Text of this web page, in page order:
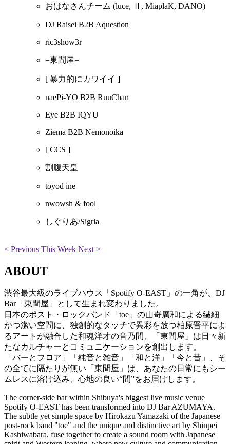
おはなさんチーム (luce, Ⅱ, MiaplaK, DANO)
DJ Raisei B2B Aquestion
ric3show3r
=東間屋=
[ 暴力的にカワイイ ]
naePi-YO B2B RuuChan
Eye B2B IQYU
Ziema B2B Nemonoika
[ CCS ]
割腹天皇
toyod ine
nwowsh & fool
しぐりあ/Sigria
< Previous This Week Next >
ABOUT
渋谷最大級のライブハウス「Spotify O-EAST」の一角が、DJ
Bar「東間屋」として生まれ変わりました。
日本のポスト・ロックバンド「toe」の山嵜廣和による繊細
かつ潔い空間に、独創的なタッチで異彩を放つ柏原晋平によ
るアートが融合した和魂洋才の音乃間、「東間屋」は日々新
たなカルチャーとコミュニケーションを創出します。
「バーとフロア」「純音と雑音」「和と洋」「今と昔」、そ
の全てに隔たりが無い「東間屋」は、あなたの日常にもシー
ムレスに溶け込み、心地の良い“間”をお届けします。
The corner-side bar within Shibuya's biggest live music venue
Spotify O-EAST has been transformed into DJ Bar AZUMAYA.
The subtle yet simple space by Hirokazu Yamazaki of the Japanese
post-rock band "toe" and the unique and distinctive art by Shinpei
Kashiwabara, fuse together to create a sound room with Japanese